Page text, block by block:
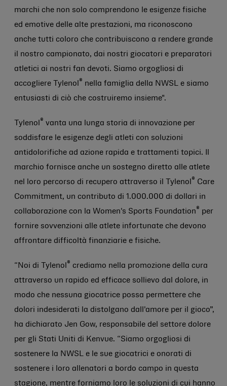
marchi che non solo comprendono le esigenze fisiche
ed emotive delle alte prestazioni, ma riconoscono
anche tutti coloro che contribuiscono a rendere grande
il nostro campionato, dai nostri giocatori e preparatori
atletici ai nostri fan devoti. Siamo orgogliosi di
accogliere Tylenol ® nella famiglia della NWSL e siamo
entusiasti di ciò che costruiremo insieme".
Tylenol ® vanta una lunga storia di innovazione per
soddisfare le esigenze degli atleti con soluzioni
antidolorifiche ad azione rapida e trattamenti topici. Il
marchio fornisce anche un sostegno diretto alle atlete
nel loro percorso di recupero attraverso il Tylenol ® Care
Commitment, un contributo di 1.000.000 di dollari in
collaborazione con la Women's Sports Foundation ® per
fornire sovvenzioni alle atlete infortunate che devono
affrontare difficoltà finanziarie e fisiche.
“Noi di Tylenol ® crediamo nella promozione della cura
attraverso un rapido ed efficace sollievo dal dolore, in
modo che nessuna giocatrice possa permettere che
dolori indesiderati la distolgano dall'amore per il gioco”,
ha dichiarato Jen Gow, responsabile del settore dolore
per gli Stati Uniti di Kenvue. “Siamo orgogliosi di
sostenere la NWSL e le sue giocatrici e onorati di
sostenere i loro allenatori a bordo campo in questa
stagione, mentre forniamo loro le soluzioni di cui hanno